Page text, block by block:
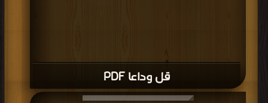
قل وداعا PDF